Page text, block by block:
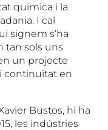
química i la
I cal
signem s’ha
tan sols uns
un projecte
continuïtat en
Bustos, hi ha
les indústries